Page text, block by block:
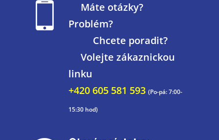
Máte otázky?
Problém?
Chcete poradit?
Volejte zákaznickou
linku
+420 605 581 593 (Po-pá: 7:00-
15:30 hod)